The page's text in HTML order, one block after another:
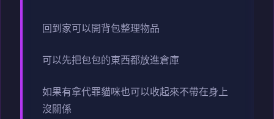
回到家可以開背包整理物品
可以先把包包的東西都放進倉庫
如果有拿代罪貓咪也可以收起來不帶在身上
沒關係